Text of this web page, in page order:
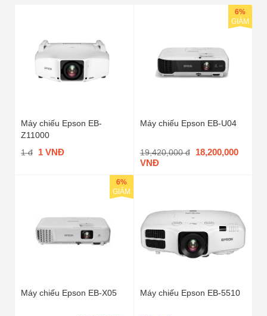
Máy chiếu Epson EB-
Z11000
1 đ
1 VNĐ
Máy chiếu Epson EB-U04
19,420,000 đ
18,200,000
VNĐ
6%
GIẢM
Máy chiếu Epson EB-X05
6%
GIẢM
Máy chiếu Epson EB-5510